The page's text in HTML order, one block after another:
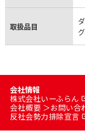
取扱品目
会社情報
株式会社いーふらん
会社概要
お問い合
反社会勢力排除宣言